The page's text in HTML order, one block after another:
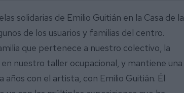
solidarias de Emilio Guitián en la Casa de la
de los usuarios y familias del centro.
que pertenece a nuestro colectivo, la
nuestro taller ocupacional, y mantiene una
con el artista, con Emilio Guitián. Él